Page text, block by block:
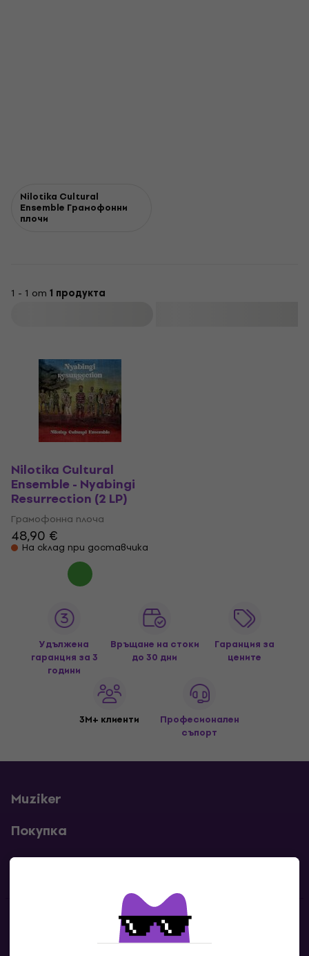
Nilotika Cultural
Ensemble Грамофонни
плочи
1 - 1 от 1 продукта
Nilotika Cultural
Ensemble - Nyabingi
Resurrection (2 LP)
Грамофонна плоча
48,90 €
На склад при доставчика
Удължена
гаранция за 3
години
Връщане на стоки
до 30 дни
Гаранция за
цените
3M+ клиенти
Професионален
съпорт
Muziker
Покупка
Полезни линкове
Контакти